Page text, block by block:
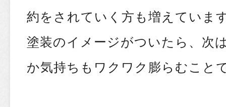
約をされていく方も増えていま
塗装のイメージがついたら、次
か気持ちもワクワク膨らむこと